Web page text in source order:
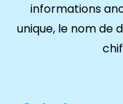
informations
unique, le nom de